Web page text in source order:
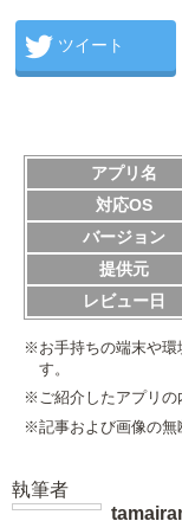
ツイート
アプリ名
対応OS
バージョン
提供元
レビュー日
※お手持ちの端末や環
す。
※ご紹介したアプリの
※記事および画像の無
執筆者